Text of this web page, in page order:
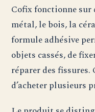
Cofix fonctionne sur
métal, le bois, la
formule adhésive
objets cassés, de
réparer des
d’acheter plusieurs